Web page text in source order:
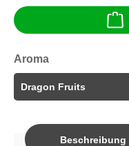
Aroma
Beschreibung